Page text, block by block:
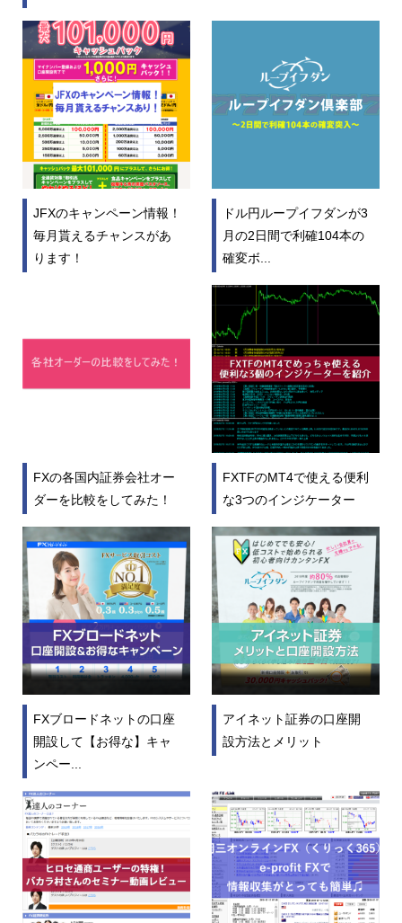
JFXのキャンペーン情報！
毎月貰えるチャンスがあ
ります！
ドル円ループイフダンが3
月の2日間で利確104本の
確変ボ...
FXの各国内証券会社オー
ダーを比較をしてみた！
FXTFのMT4で使える便利
な3つのインジケーター
FXブロードネットの口座
開設して【お得な】キャ
ンペー...
アイネット証券の口座開
設方法とメリット